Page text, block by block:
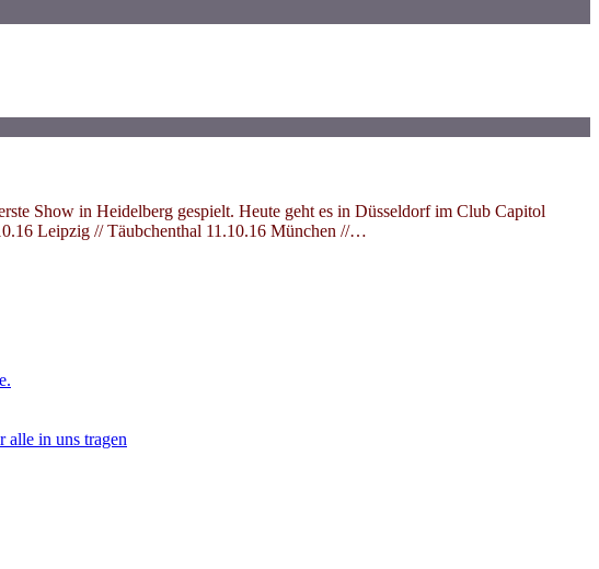
Show in Heidelberg gespielt. Heute geht es in Düsseldorf im Club Capitol
Leipzig // Täubchenthal 11.10.16 München //…
alle in uns tragen